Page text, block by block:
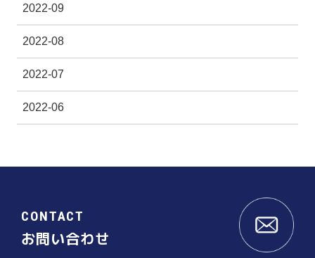
2022-09
2022-08
2022-07
2022-06
CONTACT
お問い合わせ